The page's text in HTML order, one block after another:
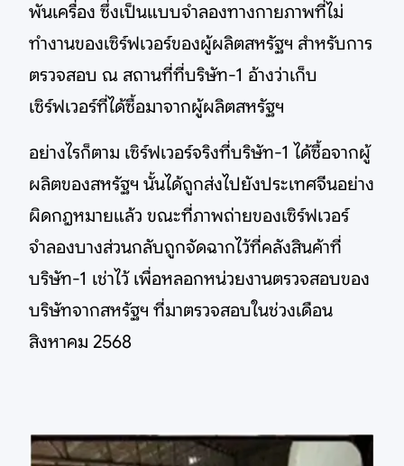
พันเครื่อง ซึ่งเป็นแบบจำลองทางกายภาพที่ไม่
ทำงานของเซิร์ฟเวอร์ของผู้ผลิตสหรัฐฯ สำหรับการ
ตรวจสอบ ณ สถานที่ที่บริษัท-1 อ้างว่าเก็บ
เซิร์ฟเวอร์ที่ได้ซื้อมาจากผู้ผลิตสหรัฐฯ
อย่างไรก็ตาม เซิร์ฟเวอร์จริงที่บริษัท-1 ได้ซื้อจากผู้
ผลิตของสหรัฐฯ นั้นได้ถูกส่งไปยังประเทศจีนอย่าง
ผิดกฎหมายแล้ว ขณะที่ภาพถ่ายของเซิร์ฟเวอร์
จำลองบางส่วนกลับถูกจัดฉากไว้ที่คลังสินค้าที่
บริษัท-1 เช่าไว้ เพื่อหลอกหน่วยงานตรวจสอบของ
บริษัทจากสหรัฐฯ ที่มาตรวจสอบในช่วงเดือน
สิงหาคม 2568